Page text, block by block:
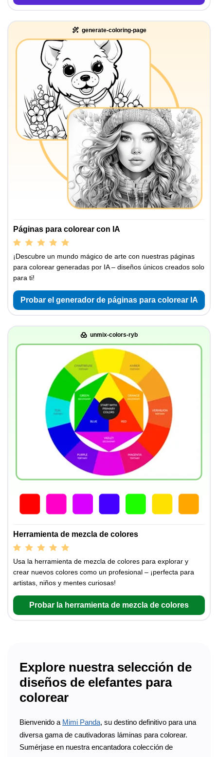
generate-coloring-page
Páginas para colorear con IA
¡Descubre un mundo mágico de arte con nuestras páginas
para colorear generadas por IA – diseños únicos creados solo
para ti!
Probar el generador de páginas para colorear IA
unmix-colors-ryb
Herramienta de mezcla de colores
Usa la herramienta de mezcla de colores para explorar y
crear nuevos colores como un profesional – ¡perfecta para
artistas, niños y mentes curiosas!
Probar la herramienta de mezcla de colores
Explore nuestra selección de
diseños de elefantes para
colorear
Bienvenido a Mimi Panda, su destino definitivo para una
diversa gama de cautivadoras láminas para colorear.
Sumérjase en nuestra encantadora colección de